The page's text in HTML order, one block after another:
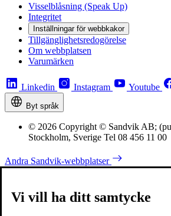
Visselblåsning (Speak Up)
Integritet
Inställningar för webbkakor
Tillgänglighetsredogörelse
Om webbplatsen
Varumärken
Linkedin Instagram Youtube
Byt språk
© 2026 Copyright © Sandvik AB;
Stockholm, Sverige Tel 08 456 11 00
Andra Sandvik-webbplatser
Vi vill ha ditt samtycke